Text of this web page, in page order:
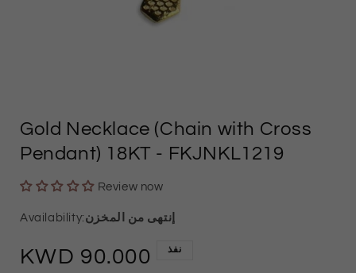
الإعلام
المفتوحة
في
النموذج
Gold Necklace (Chain with Cross
Pendant) 18KT - FKJNKL1219
Review now
إنتهى من المخزن
السعر90.000 نفذ